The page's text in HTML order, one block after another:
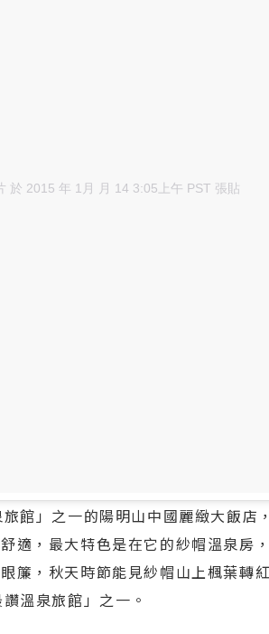
於 2015 年 1月 月 14 3:05上午 PST 張貼
館」之一的陽明山中國麗緻大飯店
適，最大特色是在它的紗帽溫泉房
簾，秋天時節能見紗帽山上楓葉轉
溫泉旅館」之一。